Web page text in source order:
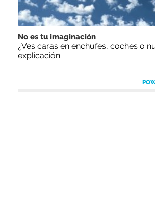
No es tu imaginación
¿Ves caras en enchufes, coches o
explicación